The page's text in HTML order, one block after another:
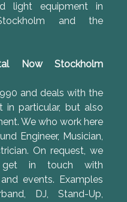
light equipment in
and the
Now Stockholm
and deals with the
in particular, but also
We who work here
Engineer, Musician,
On request, we
get in touch with
events. Examples
DJ, Stand-Up,